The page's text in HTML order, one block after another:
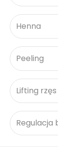
Henna
Peeling
Lifting rzęs
Regulacja